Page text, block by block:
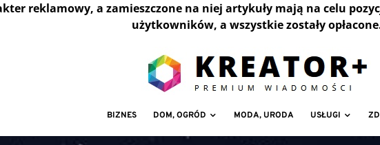
reklamowy, a zamieszczone na niej artykuły mają na celu
użytkowników, a wszystkie zostały
BIZNES DOM, OGRÓD MODA, URODA USŁUGI